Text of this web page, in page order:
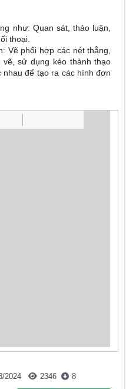
như: Quan sát, thảo luận,
thoại.
Vẽ phối hợp các nét thẳng,
sử dụng kéo thành thạo
để tạo ra các hình đơn
2024 2346 8